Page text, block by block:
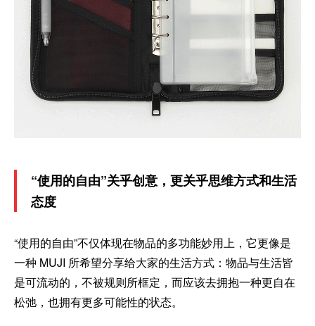
“使用的自由”关乎创意，更关乎思维方式和生活
态度
“使用的自由”不仅体现在物品的多功能妙用上，它更像是
一种 MUJI 所希望分享给大家的生活方式：物品与生活皆
是可流动的，不被规则所框定，而应该去拥抱一种更自在
松弛，也拥有更多可能性的状态。